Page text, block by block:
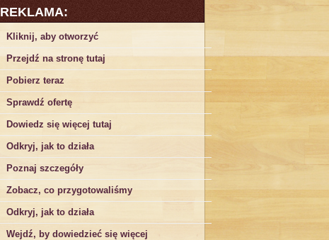
REKLAMA:
Kliknij, aby otworzyć
Przejdź na stronę tutaj
Pobierz teraz
Sprawdź ofertę
Dowiedz się więcej tutaj
Odkryj, jak to działa
Poznaj szczegóły
Zobacz, co przygotowaliśmy
Odkryj, jak to działa
Wejdź, by dowiedzieć się więcej